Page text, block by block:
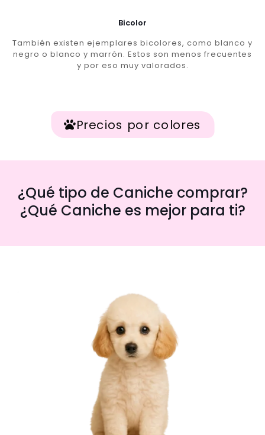
Bicolor
También existen ejemplares bicolores, como blanco y
negro o blanco y marrón. Estos son menos frecuentes
y por eso muy valorados.
Precios por colores
¿Qué tipo de Caniche comprar?
¿Qué Caniche es mejor para ti?